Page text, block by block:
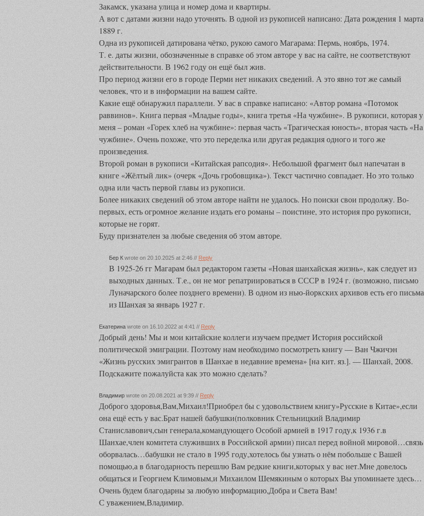
Закамск, указана улица и номер дома и квартиры.
А вот с датами жизни надо уточнять. В одной из рукописей написано: Дата рождения 1 марта
1889 г.
Одна из рукописей датирована чётко, рукою самого Магарама: Пермь, ноябрь, 1974.
Т. е. даты жизни, обозначенные в справке об этом авторе у вас на сайте, не соответствуют
действительности. В 1962 году он ещё был жив.
Про период жизни его в городе Перми нет никаких сведений. А это явно тот же самый
человек, что и в информации на вашем сайте.
Какие ещё обнаружил параллели. У вас в справке написано: «Автор романа «Потомок
раввинов». Книга первая «Младые годы», книга третья «На чужбине». В рукописи, которая у
меня – роман «Горек хлеб на чужбине»: первая часть «Трагическая юность», вторая часть «На
чужбине». Очень похоже, что это переделка или другая редакция одного и того же
произведения.
Второй роман в рукописи «Китайская рапсодия». Небольшой фрагмент был напечатан в
книге «Жёлтый лик» (очерк «Дочь гробовщика»). Текст частично совпадает. Но это только
одна или часть первой главы из рукописи.
Более никаких сведений об этом авторе найти не удалось. Но поиски свои продолжу. Во-
первых, есть огромное желание издать его романы – поистине, это история про рукописи,
которые не горят.
Буду признателен за любые сведения об этом авторе.
Бер К wrote on 20.10.2025 at 2:46 // Reply
В 1925-26 гг Магарам был редактором газеты «Новая шанхайская жизнь», как следует из
выходных данных. Т.е., он не мог репатриироваться в СССР в 1924 г. (возможно, письмо
Луначарского более позднего времени). В одном из нью-йоркских архивов есть его письма
из Шанхая за январь 1927 г.
Екатерина wrote on 16.10.2022 at 4:41 // Reply
Добрый день! Мы и мои китайские коллеги изучаем предмет История российской
политической эмиграции. Поэтому нам необходимо посмотреть книгу — Ван Чжичэн
«Жизнь русских эмигрантов в Шанхае в недавние времена» [на кит. яз.]. — Шанхай, 2008.
Подскажите пожалуйста как это можно сделать?
Владимир wrote on 20.08.2021 at 9:39 // Reply
Доброго здоровья,Вам,Михаил!Приобрел бы с удовольствием книгу»Русские в Китае»,если
она ещё есть у вас.Брат нашей бабушки(полковник Стельницкий Владимир
Станиславович,сын генерала,командующего Особой армией в 1917 году,к 1936 г.в
Шанхае,член комитета служивших в Российской армии) писал перед войной мировой…связь
оборвалась…бабушки не стало в 1995 году,хотелось бы узнать о нём побольше с Вашей
помощью,а в благодарность перешлю Вам редкие книги,которых у вас нет.Мне довелось
общаться и Георгием Климовым,и Михаилом Шемякиным о которых Вы упоминаете здесь…
Очень будем благодарны за любую информацию,Добра и Света Вам!
С уважением,Владимир.